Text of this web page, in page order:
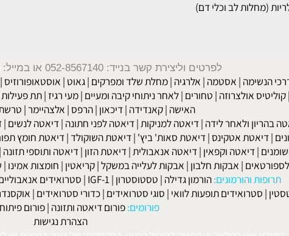
לב וכלי דם)
לפרטים וליצירת קשר בנייד: 052-8567140 או במייל:
|אסטמה|אלרגיה|מחלת שלד ומפרקים|גאוט|אוסטאופורוזיס|
אולצרוזה|טחורים| לאחר ניתוחי קיבה ומעיים| מעי רגיז |תת פעילות
האישה קאנדידה|דיכאון|הרפס|אלצהיימר|טרשת
ולאחר לידה|דיאטה למניקות |דיאטה לפני חתונה |דיאטה לנשים|
אטקינס|דיאטת סאות' ביץ'|דיאטת השוקולד|דיאטת חומץ תפוחים
דיאטה אנאבולית| דיאטת הזון | דיאטה ותוספי תזונה|
קריאטין|חומצות אמינו